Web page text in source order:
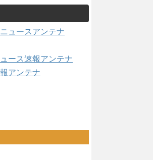
ュースアンテナ
ース速報アンテナ
アンテナ